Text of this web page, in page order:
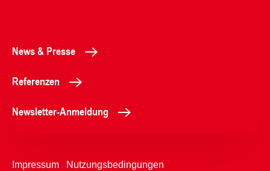
News & Presse
Referenzen
Newsletter-Anmeldung
Impressum Nutzungsbedingungen